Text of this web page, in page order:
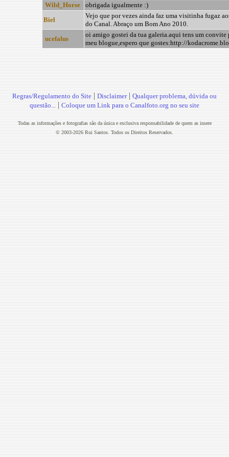
Wild_Horse
obrigada igualmente :)
Biel
Vejo que por vezes ainda faz uma visitinha fugaz
do Canal. Abraço um Bom Ano 2010.
ucefalus
oi amigo gostei da tua galeria.aqui tens um convite
meu blogue,espero que gostes:http://
Regras/Regulamento do Site | Disclaimer| Qualquer problema, dúvida ou
questão... | Coloque um Link para o Canalfoto.org no seu site
Todas as informações e fotografias são da única e exclusiva responsabilidade de quem as insere
© 2003-2026 Rui Santos. Todos os Direitos Reservados.